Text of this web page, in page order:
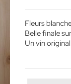
Fleurs
Belle finale
Un vin